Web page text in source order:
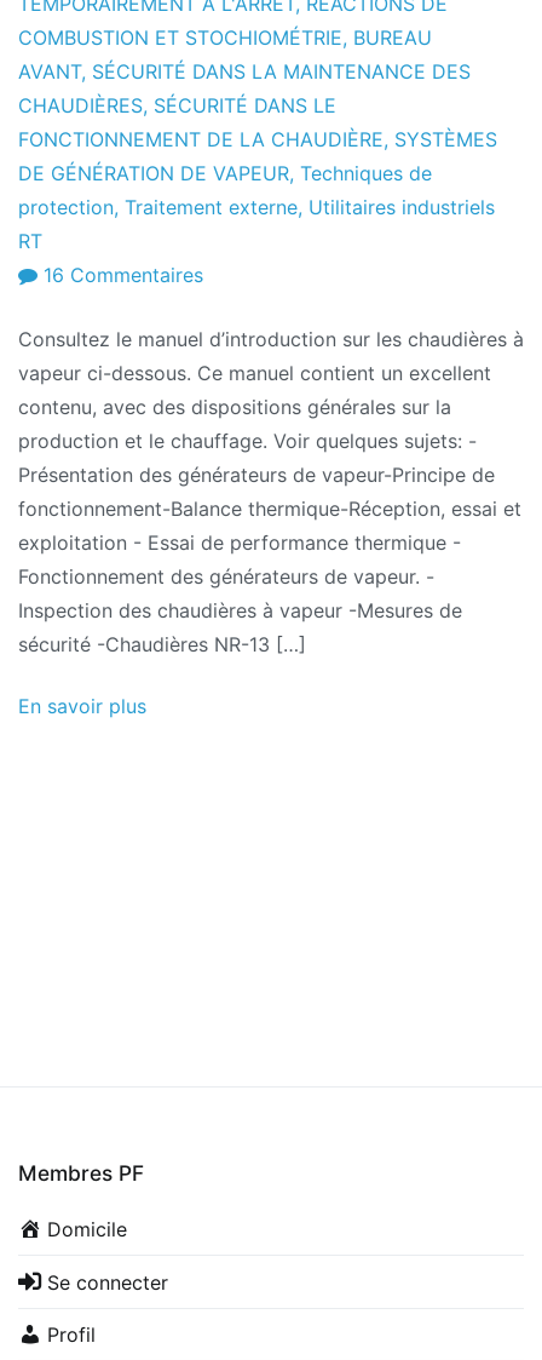
COMBUSTION ET STOCHIOMÉTRIE, BUREAU
AVANT, SÉCURITÉ DANS LA MAINTENANCE DES
CHAUDIÈRES, SÉCURITÉ DANS LE
FONCTIONNEMENT DE LA CHAUDIÈRE, SYSTÈMES
DE GÉNÉRATION DE VAPEUR, Techniques de
protection, Traitement externe, Utilitaires industriels
RT
16 Commentairessur
de
la
chaudière
–
Dispositions
générales
Consultez le manuel d’introduction sur les chaudières à
vapeur ci-dessous. Ce manuel contient un excellent
contenu, avec des dispositions générales sur la
production et le chauffage. Voir quelques sujets: -
Présentation des générateurs de vapeur-Principe de
fonctionnement-Balance thermique-Réception, essai et
exploitation - Essai de performance thermique -
Fonctionnement des générateurs de vapeur. -
Inspection des chaudières à vapeur -Mesures de
sécurité -Chaudières NR-13 […]
En savoir plus
Membres PF
Domicile
Se connecter
Profil